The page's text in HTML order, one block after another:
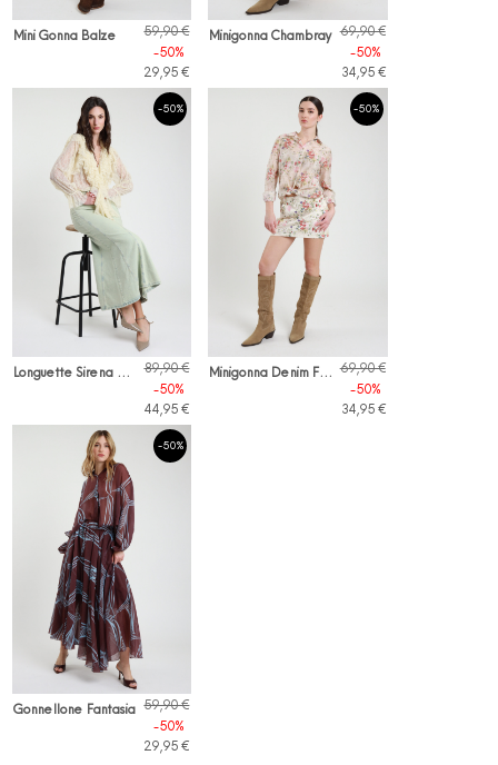
Mini Gonna Balze
59,90 €
-50%
29,95 €
Minigonna Chambray 69,90 €
-50%
34,95 €
-50%
L
onguette Sirena Denim
89,90 €
-50%
44,95 €
-50%
M
inigonna Denim Floreale 69,90 €
-50%
34,95 €
-50%
Gonnellone Fantasia 59,90 €
-50%
29,95 €